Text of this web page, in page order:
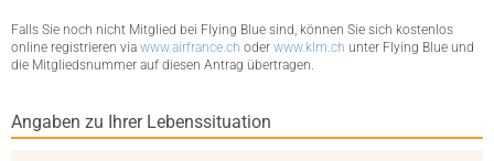
Falls Sie noch nicht Mitglied bei Flying Blue sind, können Sie sich kostenlos
online registrieren viawww.airfrance.ch oderwww.klm.ch unter Flying Blue und
die Mitgliedsnummer auf diesen Antrag übertragen.
Angaben zu Ihrer Lebenssituation